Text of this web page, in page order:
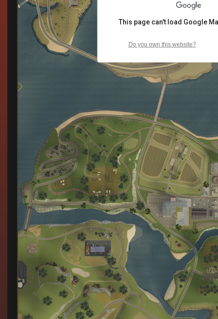
This page can't load Google
Do you own this website?